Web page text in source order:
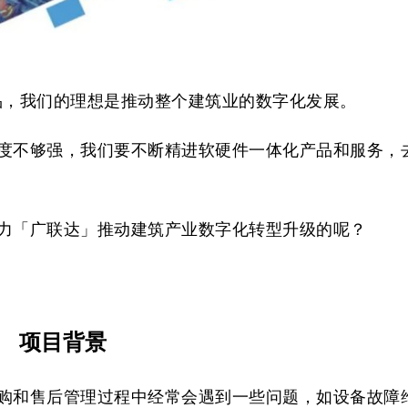
我们的理想是推动整个建筑业的数字化发展。
不够强，我们要不断精进软硬件一体化产品和服务，
「广联达」推动建筑产业数字化转型升级的呢？
项目背景
和售后管理过程中经常会遇到一些问题，如设备故障